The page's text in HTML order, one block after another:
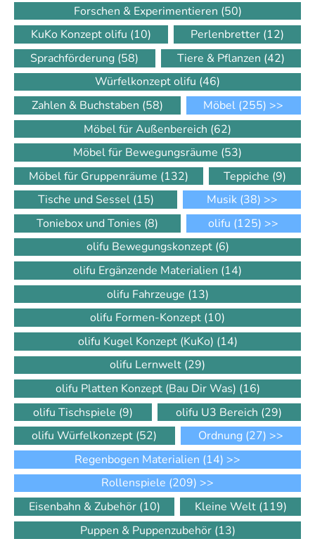
Forschen & Experimentieren (50)
KuKo Konzept olifu (10) Perlenbretter (12)
Sprachförderung (58) Tiere & Pflanzen (42)
Würfelkonzept olifu (46)
Zahlen & Buchstaben (58) Möbel (255) >>
Möbel für Außenbereich (62)
Möbel für Bewegungsräume (53)
Möbel für Gruppenräume (132) Teppiche (9)
Tische und Sessel (15) Musik (38) >>
Toniebox und Tonies (8) olifu (125) >>
olifu Bewegungskonzept (6)
olifu Ergänzende Materialien (14)
olifu Fahrzeuge (13)
olifu Formen-Konzept (10)
olifu Kugel Konzept (KuKo) (14)
olifu Lernwelt (29)
olifu Platten Konzept (Bau Dir Was) (16)
olifu Tischspiele (9) olifu U3 Bereich (29)
olifu Würfelkonzept (52) Ordnung (27) >>
Regenbogen Materialien (14) >>
Rollenspiele (209) >>
Eisenbahn & Zubehör (10) Kleine Welt (119)
Puppen & Puppenzubehör (13)